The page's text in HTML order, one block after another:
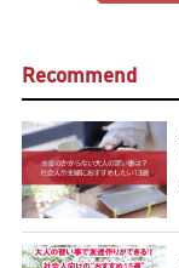
Recommend